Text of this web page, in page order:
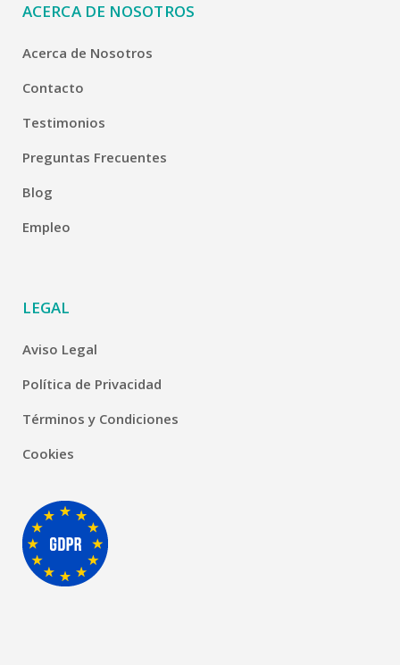
ACERCA DE NOSOTROS
Acerca de Nosotros
Contacto
Testimonios
Preguntas Frecuentes
Blog
Empleo
LEGAL
Aviso Legal
Política de Privacidad
Términos y Condiciones
Cookies